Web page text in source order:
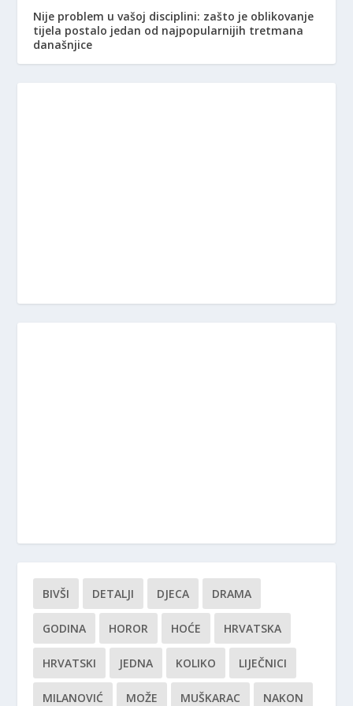
Nije problem u vašoj disciplini: zašto je oblikovanje
tijela postalo jedan od najpopularnijih tretmana
današnjice
BIVŠI DETALJI DJECA DRAMA
GODINA HOROR HOĆE HRVATSKA
HRVATSKI JEDNA KOLIKO LIJEČNICI
MILANOVIĆ MOŽE MUŠKARAC NAKON